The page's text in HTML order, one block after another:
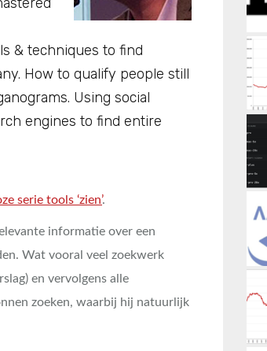
& techniques to find
How to qualify people still
Using social
engines to find entire
serie tools ‘zien’.
informatie over een
Wat vooral veel zoekwerk
en vervolgens alle
zoeken, waarbij hij natuurlijk